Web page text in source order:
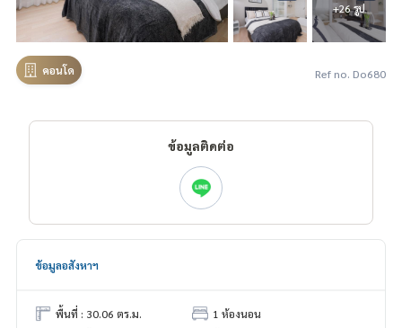
+26 รูป
คอนโด Ref no. Do680
ข้อมูลติดต่อ
ข้อมูลอสังหาฯ
พื้นที่ : 30.06 ตร.ม.
1 ห้องนอน